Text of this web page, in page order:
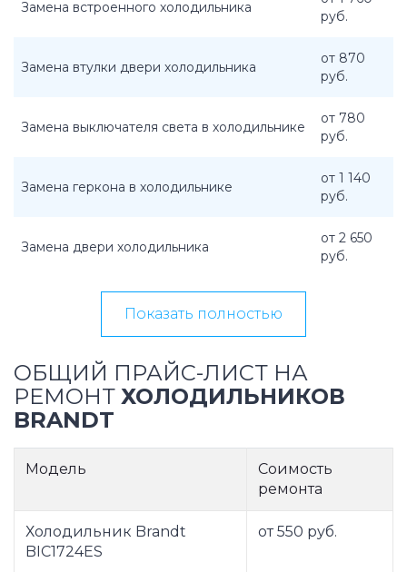
Замена встроенного холодильника
руб.
Замена втулки двери холодильника
от 870
руб.
Замена выключателя света в холодильнике
от 780
руб.
Замена геркона в холодильнике
от 1 140
руб.
Замена двери холодильника
от 2 650
руб.
Показать полностью
ОБЩИЙ ПРАЙС-ЛИСТ НА
РЕМОНТ ХОЛОДИЛЬНИКОВ
BRANDT
Модель
Соимость
ремонта
Холодильник Brandt
BIC1724ES
от 550 руб.